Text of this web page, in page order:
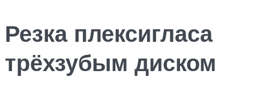
Резка плексигласа
трёхзубым диском